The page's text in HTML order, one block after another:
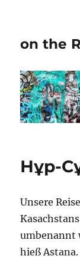
on the
Нұр-
Unsere
umbenannt
hieß Astana.